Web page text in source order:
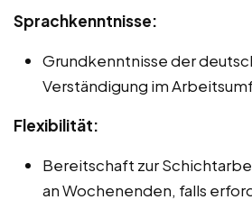
Sprachkenntnisse:
Grundkenntnisse der
Verständigung im
Flexibilität:
Bereitschaft zur
an Wochenenden, falls